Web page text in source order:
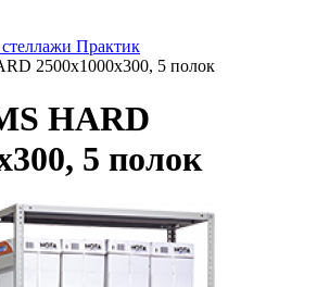
Практик
2500х1000х300, 5 полок
HARD
5 полок